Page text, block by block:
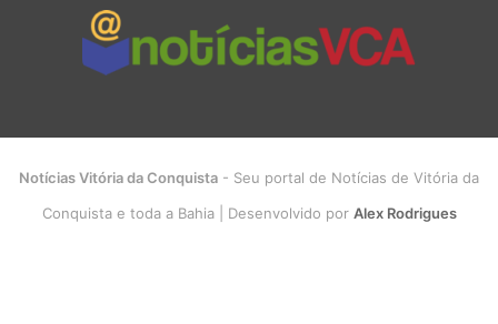
Notícias Vitória da Conquista - Seu portal de Notícias de Vitória da
Conquista e toda a Bahia | Desenvolvido por Alex Rodrigues